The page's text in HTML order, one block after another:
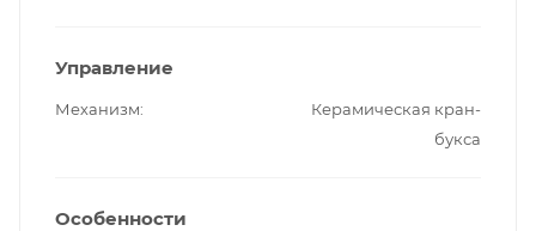
Управление
Механизм
Керамическая кран-
букса
Особенности